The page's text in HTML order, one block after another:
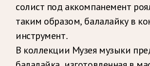
солист под аккомпанемент
таким образом, балалайку в
инструмент.
В коллекции Музея музыки